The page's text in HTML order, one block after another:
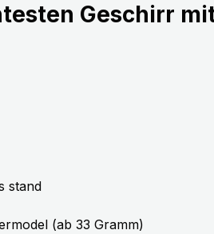
Geschirr
stand
(ab 33 Gramm)